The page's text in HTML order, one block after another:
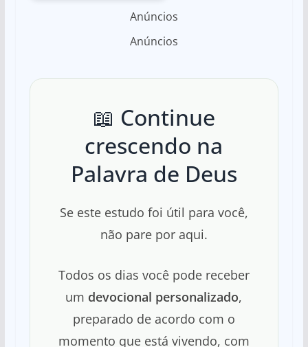
Anúncios
Anúncios
📖 Continue
crescendo na
Palavra de Deus
Se este estudo foi útil para você,
não pare por aqui.
Todos os dias você pode receber
um devocional personalizado,
preparado de acordo com o
momento que está vivendo, com